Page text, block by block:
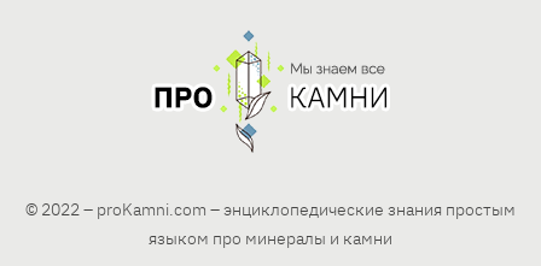
© 2022 – proKamni.com – энциклопедические знания простым
языком про минералы и камни